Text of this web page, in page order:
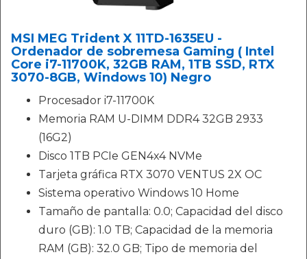
MSI MEG Trident X 11TD-1635EU -
Ordenador de sobremesa Gaming ( Intel
Core i7-11700K, 32GB RAM, 1TB SSD, RTX
3070-8GB, Windows 10) Negro
Procesador i7-11700K
Memoria RAM U-DIMM DDR4 32GB 2933
(16G2)
Disco 1TB PCIe GEN4x4 NVMe
Tarjeta gráfica RTX 3070 VENTUS 2X OC
Sistema operativo Windows 10 Home
Tamaño de pantalla: 0.0; Capacidad del disco
duro (GB): 1.0 TB; Capacidad de la memoria
RAM (GB): 32.0 GB; Tipo de memoria del